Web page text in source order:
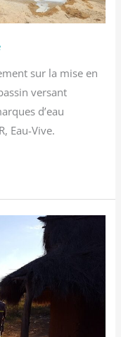
sur la mise en
versant
d’eau
Eau-Vive.